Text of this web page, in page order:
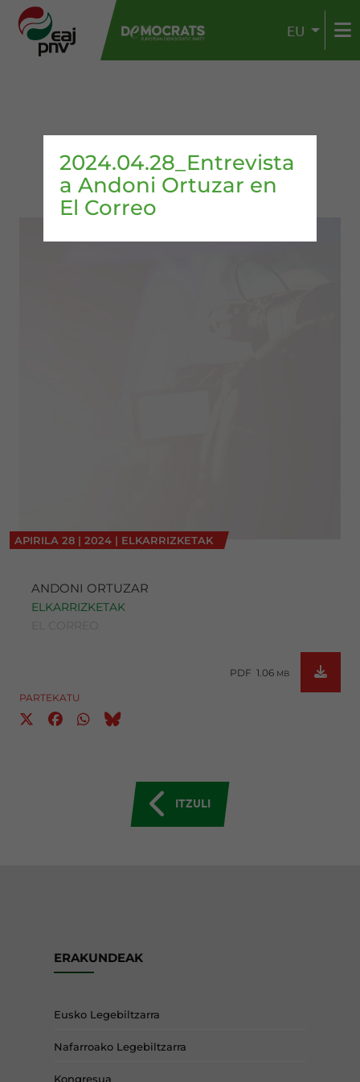
EU
2024.04.28_Entrevista
a Andoni Ortuzar en
El Correo
APIRILA 28 | 2024 | ELKARRIZKETAK
ANDONI ORTUZAR
ELKARRIZKETAK
PDF 1.06 MB
PARTEKATU
ITZULI
ERAKUNDEAK
Eusko Legebiltzarra
Nafarroako Legebiltzarra
Kongresua